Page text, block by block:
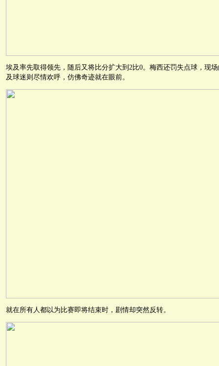
埃及率先取得领先，随后又将比分扩大到2比0。梅西还罚失点球，现
及球迷则尽情欢呼，仿佛奇迹就在眼前。
就在所有人都以为比赛即将结束时，剧情却突然反转。